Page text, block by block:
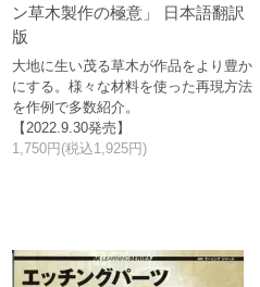
ン草木製作の極意」 日本語翻訳
版
大地に生い茂る草木が作品をより豊か
にする。様々な材料を使った再現方法
を作例で多数紹介。
【2022.9.30発売】
1,750円(税込1,925円)